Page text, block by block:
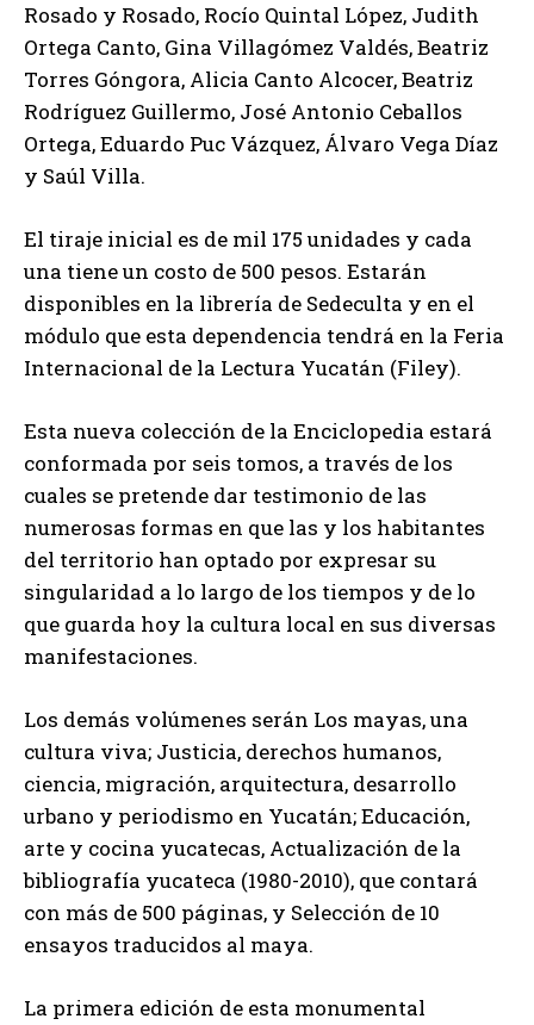
Rosado y Rosado, Rocío Quintal López, Judith
Ortega Canto, Gina Villagómez Valdés, Beatriz
Torres Góngora, Alicia Canto Alcocer, Beatriz
Rodríguez Guillermo, José Antonio Ceballos
Ortega, Eduardo Puc Vázquez, Álvaro Vega Díaz
y Saúl Villa.
El tiraje inicial es de mil 175 unidades y cada
una tiene un costo de 500 pesos. Estarán
disponibles en la librería de Sedeculta y en el
módulo que esta dependencia tendrá en la Feria
Internacional de la Lectura Yucatán (Filey).
Esta nueva colección de la Enciclopedia estará
conformada por seis tomos, a través de los
cuales se pretende dar testimonio de las
numerosas formas en que las y los habitantes
del territorio han optado por expresar su
singularidad a lo largo de los tiempos y de lo
que guarda hoy la cultura local en sus diversas
manifestaciones.
Los demás volúmenes serán Los mayas, una
cultura viva; Justicia, derechos humanos,
ciencia, migración, arquitectura, desarrollo
urbano y periodismo en Yucatán; Educación,
arte y cocina yucatecas, Actualización de la
bibliografía yucateca (1980-2010), que contará
con más de 500 páginas, y Selección de 10
ensayos traducidos al maya.
La primera edición de esta monumental